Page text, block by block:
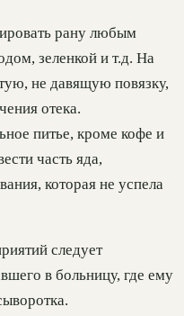
рану любым
зеленкой и т.д. На
не давящую повязку,
отека.
питье, кроме кофе и
часть яда,
которая не успела
следует
в больницу, где ему